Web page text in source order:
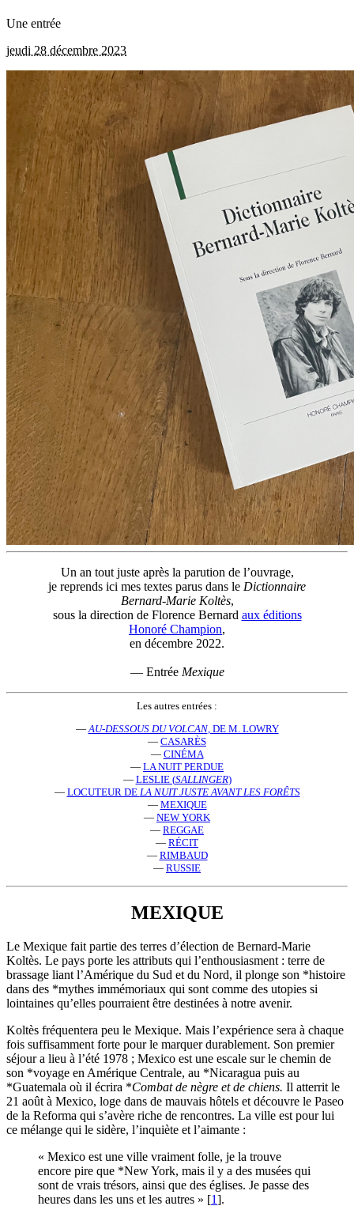
Une entrée
jeudi 28 décembre 2023
Un an tout juste après la parution de l’ouvrage,
je reprends ici mes textes parus dans le Dictionnaire
Bernard-Marie Koltès,
sous la direction de Florence Bernard aux éditions
Honoré Champion,
en décembre 2022.
— Entrée Mexique
Les autres entrées :
—AU-DESSOUS DU VOLCAN, DE M. LOWRY
— CASARÈS
— CINÉMA
— LA NUIT PERDUE
— LESLIE (SALLINGER)
— LOCUTEUR DE LA NUIT JUSTE AVANT LES FORÊTS
— MEXIQUE
— NEW YORK
— REGGAE
— RÉCIT
— RIMBAUD
— RUSSIE
MEXIQUE
Le Mexique fait partie des terres d’élection de Bernard-Marie
Koltès. Le pays porte les attributs qui l’enthousiasment : terre de
brassage liant l’Amérique du Sud et du Nord, il plonge son *histoire
dans des *mythes immémoriaux qui sont comme des utopies si
lointaines qu’elles pourraient être destinées à notre avenir.
Koltès fréquentera peu le Mexique. Mais l’expérience sera à chaque
fois suffisamment forte pour le marquer durablement. Son premier
séjour a lieu à l’été 1978 ; Mexico est une escale sur le chemin de
son *voyage en Amérique Centrale, au *Nicaragua puis au
*Guatemala où il écrira *Combat de nègre et de chiens. Il atterrit le
21 août à Mexico, loge dans de mauvais hôtels et découvre le Paseo
de la Reforma qui s’avère riche de rencontres. La ville est pour lui
ce mélange qui le sidère, l’inquiète et l’aimante :
« Mexico est une ville vraiment folle, je la trouve
encore pire que *New York, mais il y a des musées qui
sont de vrais trésors, ainsi que des églises. Je passe des
heures dans les uns et les autres » [1].